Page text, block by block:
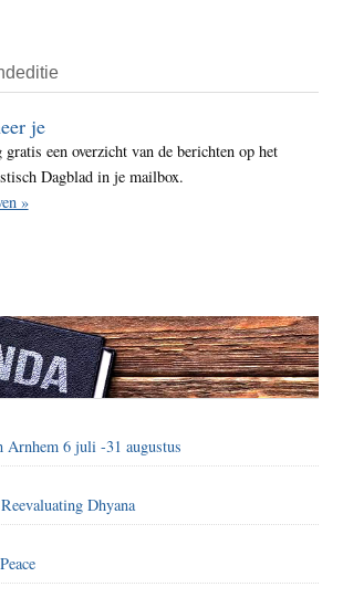
je
gratis een overzicht van de berichten op het
Dagblad in je mailbox.
»
Arnhem 6 juli -31 augustus
Dhyana